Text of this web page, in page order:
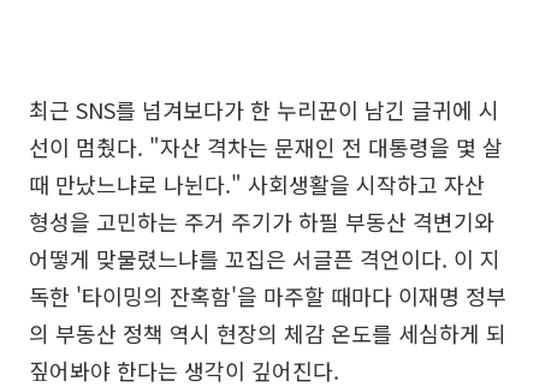
최근 SNS를 넘겨보다가 한 누리꾼이 남긴 글귀에 시
선이 멈췄다. "자산 격차는 문재인 전 대통령을 몇 살
때 만났느냐로 나뉜다." 사회생활을 시작하고 자산
형성을 고민하는 주거 주기가 하필 부동산 격변기와
어떻게 맞물렸느냐를 꼬집은 서글픈 격언이다. 이 지
독한 '타이밍의 잔혹함'을 마주할 때마다 이재명 정부
의 부동산 정책 역시 현장의 체감 온도를 세심하게 되
짚어봐야 한다는 생각이 깊어진다.